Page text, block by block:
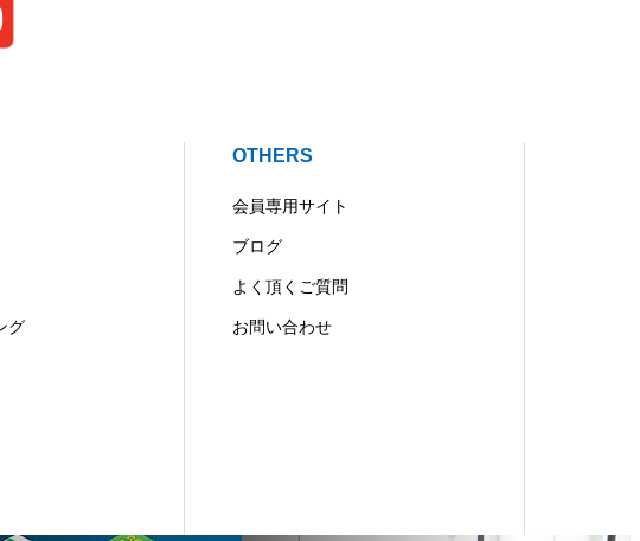
グ
OTHERS
会員専用サイト
ブログ
よく頂くご質問
お問い合わせ